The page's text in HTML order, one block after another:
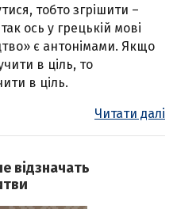
тобто згрішити –
ось у грецькій мові
є антонімами. Якщо
в ціль, то
в ціль.
Читати далі
відзначать